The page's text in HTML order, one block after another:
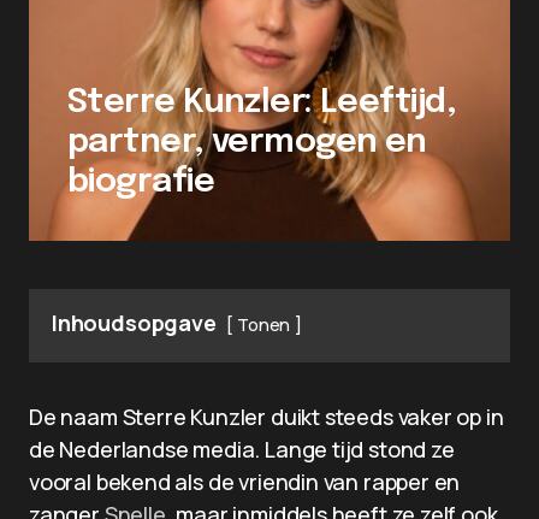
Sterre Kunzler: Leeftijd,
partner, vermogen en
biografie
Inhoudsopgave Tonen
De naam Sterre Kunzler duikt steeds vaker op in
de Nederlandse media. Lange tijd stond ze
vooral bekend als de vriendin van rapper en